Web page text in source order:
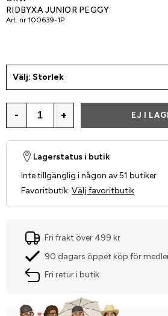
RIDBYXA JUNIOR PEGGY
Art. nr 100639-1P
Välj: Storlek
- + EJ I
Lagerstatus i butik
Inte tillgänglig i någon av 51 butiker
Favoritbutik: Välj favoritbutik
Fri frakt över 499 kr
90 dagars öppet köp för
Fri retur i butik